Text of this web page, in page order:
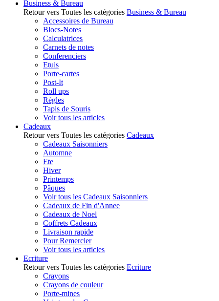
Business & Bureau
Retour vers Toutes les catégories Business & Bureau
Accessoires de Bureau
Blocs-Notes
Calculatrices
Carnets de notes
Conferenciers
Etuis
Porte-cartes
Post-It
Roll ups
Règles
Tapis de Souris
Voir tous les articles
Cadeaux
Retour vers Toutes les catégories Cadeaux
Cadeaux Saisonniers
Automne
Ete
Hiver
Printemps
Pâques
Voir tous les Cadeaux Saisonniers
Cadeaux de Fin d'Annee
Cadeaux de Noel
Coffrets Cadeaux
Livraison rapide
Pour Remercier
Voir tous les articles
Ecriture
Retour vers Toutes les catégories Ecriture
Crayons
Crayons de couleur
Porte-mines